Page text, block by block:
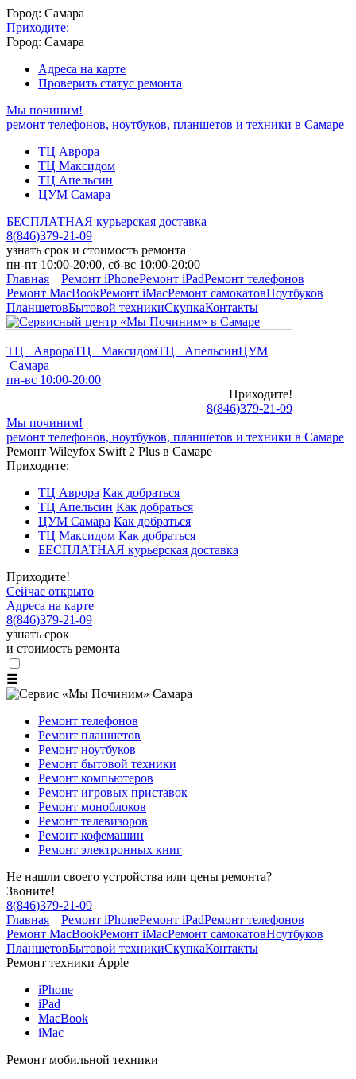
Город: Самара
Приходите:
Город: Самара
Адреса на карте
Проверить статус ремонта
Мы починим!
ремонт телефонов, ноутбуков, планшетов и техники в Самаре
ТЦ Аврора
ТЦ Максидом
ТЦ Апельсин
ЦУМ Самара
БЕСПЛАТНАЯ курьерская доставка
8(846)379-21-09
узнать срок и стоимость ремонта
пн-пт 10:00-20:00, сб-вс 10:00-20:00
Главная
Ремонт iPhoneРемонт iPadРемонт телефонов
Ремонт MacBookРемонт iMacРемонт самокатовНоутбуков
ПланшетовБытовой техникиСкупкаКонтакты
ТЦ АврораТЦ МаксидомТЦ АпельсинЦУМ
Самара
пн-вс 10:00-20:00
Приходите!
8(846)379-21-09
Мы починим!
ремонт телефонов, ноутбуков, планшетов и техники в Самаре
Ремонт Wileyfox Swift 2 Plus в Самаре
Приходите:
ТЦ Аврора Как добраться
ТЦ Апельсин Как добраться
ЦУМ Самара Как добраться
ТЦ Максидом Как добраться
БЕСПЛАТНАЯ курьерская доставка
Приходите!
Сейчас открыто
Адреса на карте
8(846)379-21-09
узнать срок
и стоимость ремонта
☰
Ремонт телефонов
Ремонт планшетов
Ремонт ноутбуков
Ремонт бытовой техники
Ремонт компьютеров
Ремонт игровых приставок
Ремонт моноблоков
Ремонт телевизоров
Ремонт кофемашин
Ремонт электронных книг
Не нашли своего устройства или цены ремонта?
Звоните!
8(846)379-21-09
Главная
Ремонт iPhoneРемонт iPadРемонт телефонов
Ремонт MacBookРемонт iMacРемонт самокатовНоутбуков
ПланшетовБытовой техникиСкупкаКонтакты
Ремонт техники Apple
iPhone
iPad
MacBook
iMac
Ремонт мобильной техники